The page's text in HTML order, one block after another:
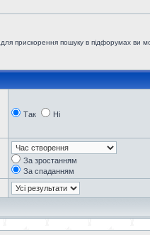
прискорення пошуку в підфорумах ви
Так Ні
За зростанням
За спаданням